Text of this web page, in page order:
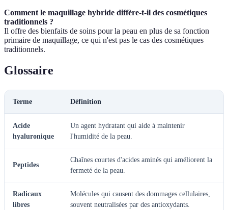
Comment le maquillage hybride diffère-t-il des cosmétiques
traditionnels ?
Il offre des bienfaits de soins pour la peau en plus de sa fonction
primaire de maquillage, ce qui n'est pas le cas des cosmétiques
traditionnels.
Glossaire
Terme Définition
Acide
hyaluronique
Un agent hydratant qui aide à maintenir
l'humidité de la peau.
Peptides
Chaînes courtes d'acides aminés qui améliorent la
fermeté de la peau.
Radicaux
libres
Molécules qui causent des dommages cellulaires,
souvent neutralisées par des antioxydants.